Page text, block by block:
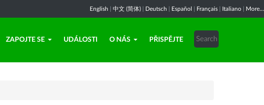
English 中文 (简体) Deutsch Español Français Italiano More...
ZAPOJTE SE UDÁLOSTI O NÁS PŘISPĚJTE